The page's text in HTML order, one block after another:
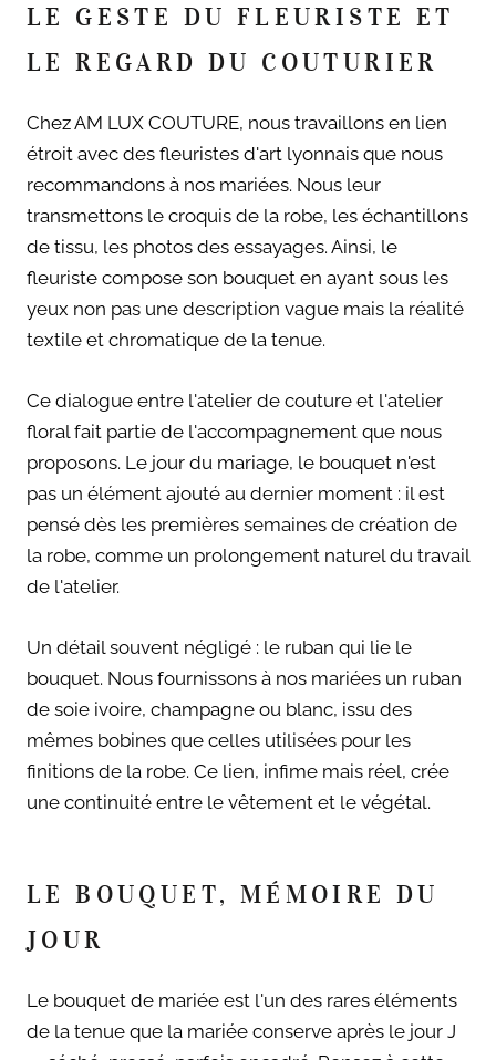
LE GESTE DU FLEURISTE ET
LE REGARD DU COUTURIER
Chez AM LUX COUTURE, nous travaillons en lien
étroit avec des fleuristes d'art lyonnais que nous
recommandons à nos mariées. Nous leur
transmettons le croquis de la robe, les échantillons
de tissu, les photos des essayages. Ainsi, le
fleuriste compose son bouquet en ayant sous les
yeux non pas une description vague mais la réalité
textile et chromatique de la tenue.
Ce dialogue entre l'atelier de couture et l'atelier
floral fait partie de l'accompagnement que nous
proposons. Le jour du mariage, le bouquet n'est
pas un élément ajouté au dernier moment : il est
pensé dès les premières semaines de création de
la robe, comme un prolongement naturel du travail
de l'atelier.
Un détail souvent négligé : le ruban qui lie le
bouquet. Nous fournissons à nos mariées un ruban
de soie ivoire, champagne ou blanc, issu des
mêmes bobines que celles utilisées pour les
finitions de la robe. Ce lien, infime mais réel, crée
une continuité entre le vêtement et le végétal.
LE BOUQUET, MÉMOIRE DU
JOUR
Le bouquet de mariée est l'un des rares éléments
de la tenue que la mariée conserve après le jour J